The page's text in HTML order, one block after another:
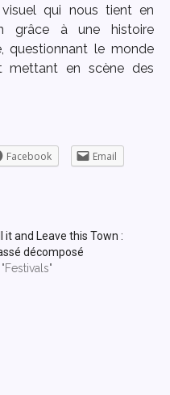
qui nous tient en
grâce à une histoire
questionnant le monde
mettant en scène des
Facebook Email
it and Leave this Town :
décomposé
"Festivals"